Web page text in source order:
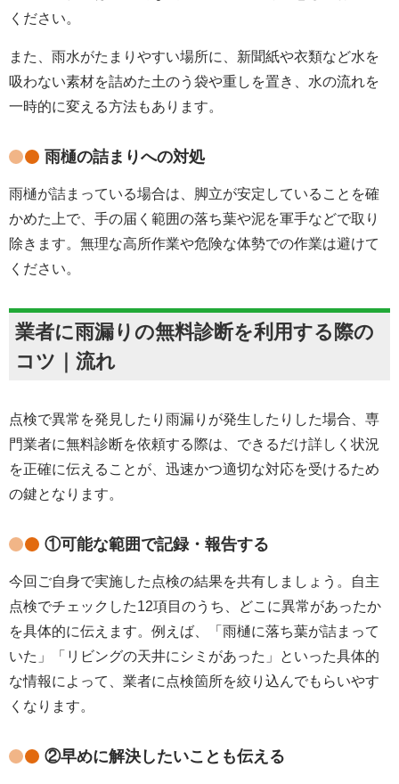
ください。
また、雨水がたまりやすい場所に、新聞紙や衣類など水を
吸わない素材を詰めた土のう袋や重しを置き、水の流れを
一時的に変える方法もあります。
雨樋の詰まりへの対処
雨樋が詰まっている場合は、脚立が安定していることを確
かめた上で、手の届く範囲の落ち葉や泥を軍手などで取り
除きます。無理な高所作業や危険な体勢での作業は避けて
ください。
業者に雨漏りの無料診断を利用する際の
コツ｜流れ
点検で異常を発見したり雨漏りが発生したりした場合、専
門業者に無料診断を依頼する際は、できるだけ詳しく状況
を正確に伝えることが、迅速かつ適切な対応を受けるため
の鍵となります。
①可能な範囲で記録・報告する
今回ご自身で実施した点検の結果を共有しましょう。自主
点検でチェックした12項目のうち、どこに異常があったか
を具体的に伝えます。例えば、「雨樋に落ち葉が詰まって
いた」「リビングの天井にシミがあった」といった具体的
な情報によって、業者に点検箇所を絞り込んでもらいやす
くなります。
②早めに解決したいことも伝える